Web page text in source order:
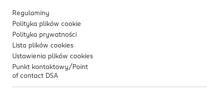
Regulaminy
Polityka plików cookie
Polityka prywatności
Lista plików cookies
Ustawienia plików cookies
Punkt kontaktowy/ Point
of contact DSA